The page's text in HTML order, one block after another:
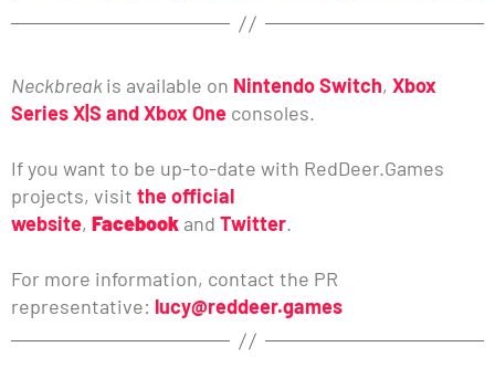
Neckbreakis available on Nintendo Switch, Xbox
Series X|S and Xbox One consoles.
If you want to be up-to-date with RedDeer.Games
projects, visit the official
website, Facebook and Twitter.
For more information, contact the PR
representative: lucy@reddeer.games